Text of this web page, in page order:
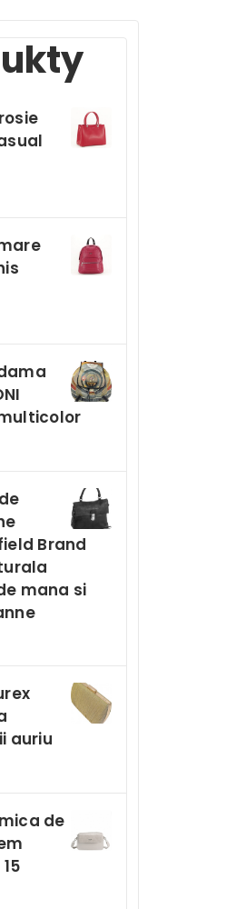
Brand
mana si
auriu
de